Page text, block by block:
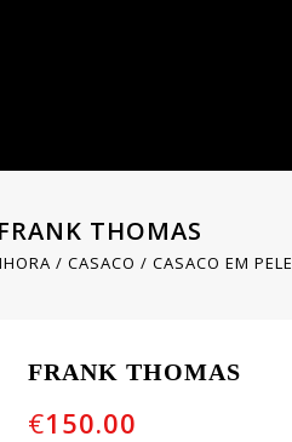
FRANK THOMAS
/ CASACO / CASACO EM PELE
FRANK THOMAS
€150.00